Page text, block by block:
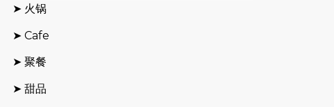
➤ 火锅
➤ Cafe
➤ 聚餐
➤ 甜品